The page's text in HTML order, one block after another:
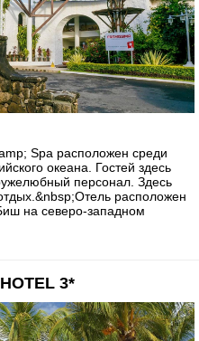
Spa расположен среди
океана. Гостей здесь
персонал. Здесь
расположен
на северо-западном
3*